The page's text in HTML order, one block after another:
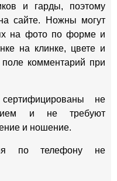
и гарды, поэтому
сайте. Ножны могут
на фото по форме и
на клинке, цвете и
комментарий при
не
и не требуют
и ношение.
по телефону не